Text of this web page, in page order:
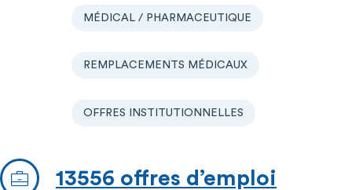
MÉDICAL / PHARMACEUTIQUE
REMPLACEMENTS MÉDICAUX
OFFRES INSTITUTIONNELLES
13556 offres d’emploi